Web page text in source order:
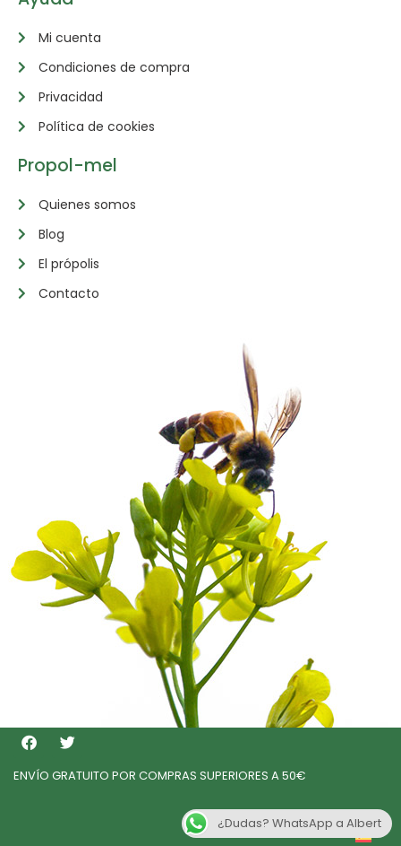
Mi cuenta
Condiciones de compra
Privacidad
Política de cookies
Propol-mel
Quienes somos
Blog
El própolis
Contacto
ENVÍO GRATUITO POR COMPRAS SUPERIORES A 50€
¿Dudas? WhatsApp a Albert